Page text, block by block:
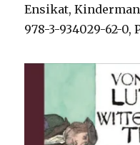
Ensikat,
978-3-934029-62-0,